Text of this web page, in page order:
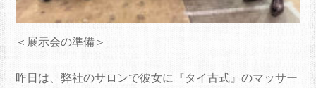
＜展示会の準備＞
昨日は、弊社のサロンで彼女に『タイ古式』のマッサー